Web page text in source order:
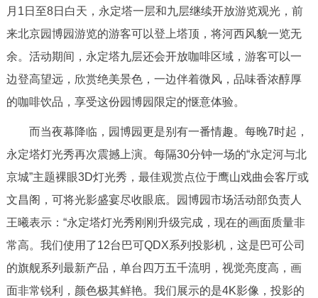
月1日至8日白天，永定塔一层和九层继续开放游览观光，前
来北京园博园游览的游客可以登上塔顶，将河西风貌一览无
余。活动期间，永定塔九层还会开放咖啡区域，游客可以一
边登高望远，欣赏绝美景色，一边伴着微风，品味香浓醇厚
的咖啡饮品，享受这份园博园限定的惬意体验。
而当夜幕降临，园博园更是别有一番情趣。每晚7时起，
永定塔灯光秀再次震撼上演。每隔30分钟一场的“永定河与北
京城”主题裸眼3D灯光秀，最佳观赏点位于鹰山戏曲会客厅或
文昌阁，可将光影盛宴尽收眼底。园博园市场活动部负责人
王曦表示：“永定塔灯光秀刚刚升级完成，现在的画面质量非
常高。我们使用了12台巴可QDX系列投影机，这是巴可公司
的旗舰系列最新产品，单台四万五千流明，视觉亮度高，画
面非常锐利，颜色极其鲜艳。我们展示的是4K影像，投影的